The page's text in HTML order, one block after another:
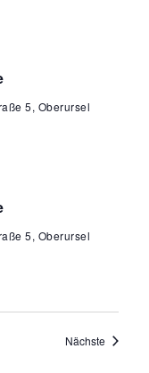
5, Oberursel
5, Oberursel
Nächste